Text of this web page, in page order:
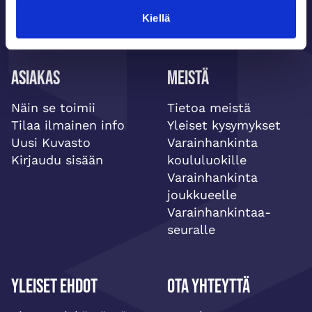
Kiellä
Asiakas
Näin se toimii
Tilaa ilmainen info
Uusi Kuvasto
Kirjaudu sisään
Meistä
Tietoa meistä
Yleiset kysymykset
Varainhankinta
koululuokille
Varainhankinta
joukkueelle
Varainhankintaa-
seuralle
Yleiset ehdot Ota yhteyttä